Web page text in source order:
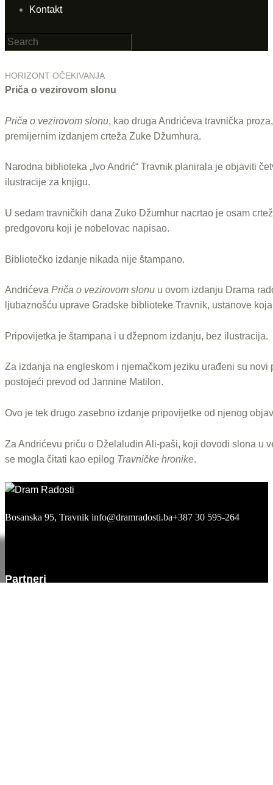
Kontakt
HORIZONT OČEKIVANJA
Priča o vezirovom slonu
Priča o vezirovom slonu, kao druga Andrićeva travnička
premijernim izdanjem crteža Zuke Džumhura.
Narodna biblioteka „Ivo Andrić“ Travnik planirala je objaviti
ilustracije za knjigu.
U sedam travničkih dana Zuko Džumhur nacrtao je osam
predgovoru koji je nobelovac napisao.
Bibliotečko izdanje nikada nije štampano.
Andrićeva Priča o vezirovom slonu u ovom izdanju Drama
ljubaznošću uprave Gradske biblioteke Travnik, ustanove
Pripovijetka je štampana i u džepnom izdanju, bez ilustracija.
Za izdanja na engleskom i njemačkom jeziku urađeni su
postojeći prevod od Jannine Matilon.
Ovo je tek drugo zasebno izdanje pripovijetke od njenog
Za Andrićevu priču o Dželaludin Ali-paši, koji dovodi slona u
se mogla čitati kao epilog Travničke hronike.
Bosanska 95, Travnik info@dramradosti.ba+387 30 595-264
Partneri